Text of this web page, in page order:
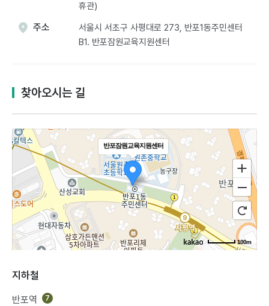
휴관)
주소
서울시 서초구 사평대로 273, 반포1동주민센터
B1. 반포잠원교육지원센터​
찾아오시는 길
반포잠원교육지원센터
100m
지하철
반포역 7